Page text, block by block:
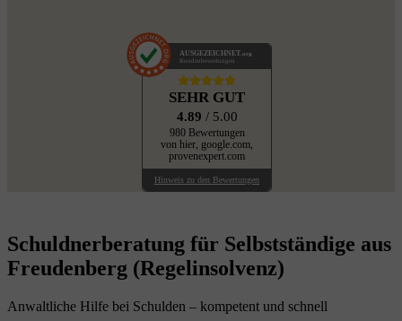
AUSGEZEICHNET .org
Kundenbewertungen
SEHR GUT
4.89 / 5.00
980 Bewertungen
von hier, google.com,
provenexpert.com
Hinweis zu den Bewertungen
Schuldnerberatung für Selbstständige aus
Freudenberg (Regelinsolvenz)
Anwaltliche Hilfe bei Schulden – kompetent und schnell